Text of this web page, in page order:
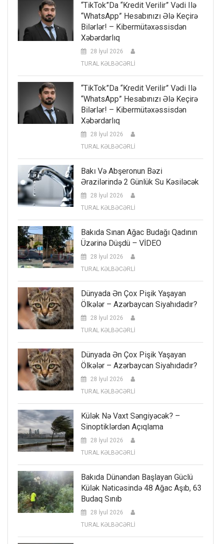
“TikTok”da “kredit Verilir” Vədi Ilə
“WhatsApp” Hesabınızı Ələ Keçirə
Bilərlər! – Kibermütəxəssisdən
Xəbərdarlıq
28 İyul 2026
TURAL KƏLBƏCƏRLİ
“TikTok”da “kredit Verilir” Vədi Ilə
“WhatsApp” Hesabınızı Ələ Keçirə
Bilərlər! – Kibermütəxəssisdən
Xəbərdarlıq
28 İyul 2026
TURAL KƏLBƏCƏRLİ
Bakı Və Abşeronun Bəzi
Ərazilərində 2 Günlük Su Kəsiləcək
28 İyul 2026
TURAL KƏLBƏCƏRLİ
Bakıda Sınan Ağac Budağı Qadının
Üzərinə Düşdü – VİDEO
28 İyul 2026
TURAL KƏLBƏCƏRLİ
Dünyada Ən Çox Pişik Yaşayan
Ölkələr – Azərbaycan Siyahıdadır?
28 İyul 2026
TURAL KƏLBƏCƏRLİ
Dünyada Ən Çox Pişik Yaşayan
Ölkələr – Azərbaycan Siyahıdadır?
28 İyul 2026
TURAL KƏLBƏCƏRLİ
Külək Nə Vaxt Səngiyəcək? –
Sinoptiklərdən Açıqlama
28 İyul 2026
TURAL KƏLBƏCƏRLİ
Bakıda Dünəndən Başlayan Güclü
Külək Nəticəsində 48 Ağac Aşıb, 63
Budaq Sınıb
28 İyul 2026
TURAL KƏLBƏCƏRLİ